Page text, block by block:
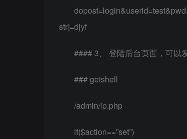
str]=djyf
#### 3、 登陆后台页面，可以
### getshell
/admin/ip.php
if($action==”set”)